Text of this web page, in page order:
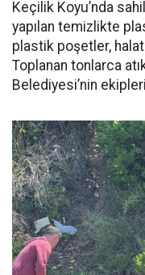
Keçilik Koyu’nda
yapılan temizlikte
plastik poşetler, halat
Toplanan tonlarca
Belediyesi’nin